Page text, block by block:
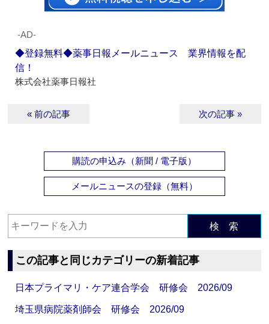
‐AD‐
◆登録無料◆薬事日報メールニュース 業界情報を配
信！
株式会社薬事日報社
« 前の記事 次の記事 »
購読の申込み（新聞 / 電子版）
メールニュースの登録（無料）
検 索
この記事と同じカテゴリーの新着記事
日本プライマリ・ケア連合学会 研修会 2026/09
埼玉県病院薬剤師会 研修会 2026/09